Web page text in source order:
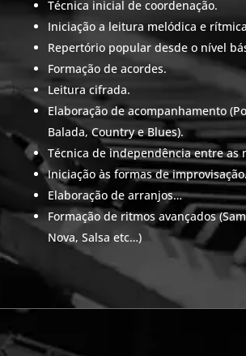
Técnica inicial de coordenação.
Iniciação a leitura melódica e
Repertório popular desde o nível
Formação de acordes.
Leitura cifrada.
Elaboração de acompanhamento
Balada, Country e Blues).
Técnica de independência entre as
Iniciação às formas de
Elaboração de arranjos…
Formação de ritmos avançados
Nova, Salsa etc…)